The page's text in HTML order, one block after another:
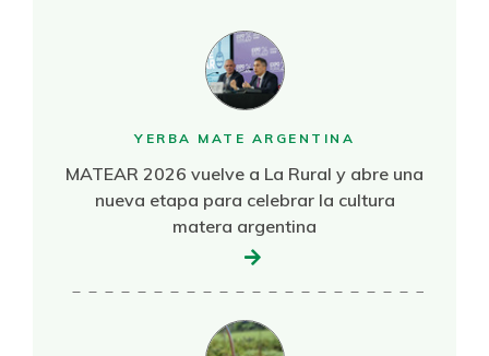
YERBA MATE ARGENTINA
MATEAR 2026 vuelve a La Rural y abre una
nueva etapa para celebrar la cultura
matera argentina